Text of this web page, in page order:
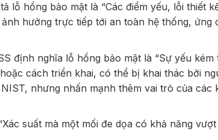
lỗ hổng bảo mật là “Các điểm yếu, lỗi thiết
hưởng trực tiếp tới an toàn hệ thống, ứng
định nghĩa lỗ hổng bảo mật là “Sự yếu kém
cách triển khai, có thể bị khai thác bởi
nhưng nhấn mạnh thêm vai trò của các
suất mà một mối đe dọa có khả năng